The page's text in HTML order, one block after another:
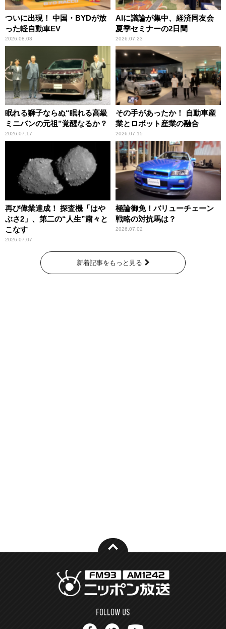
ついに出現！ 中国・BYDが放
った軽自動車EV
2026.08.03
AIに議論が集中、経済同友会
夏季セミナーの2日間
2026.07.23
眠れる獅子ならぬ“眠れる高級
ミニバンの元祖”覚醒なるか？
2026.07.17
その手があったか！ 自動車産
業とロボット産業の融合
2026.07.15
再び偉業達成！ 探査機「はや
ぶさ2」、第二の“人生”粛々と
こなす
2026.07.07
極論御免！バリューチェーン
戦略の対抗馬は？
2026.07.02
新着記事をもっと見る